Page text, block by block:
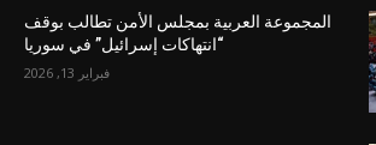
المجموعة العربية بمجلس الأمن تطالب بوقف
“انتهاكات إسرائيل” في سوريا
فبراير 13, 2026